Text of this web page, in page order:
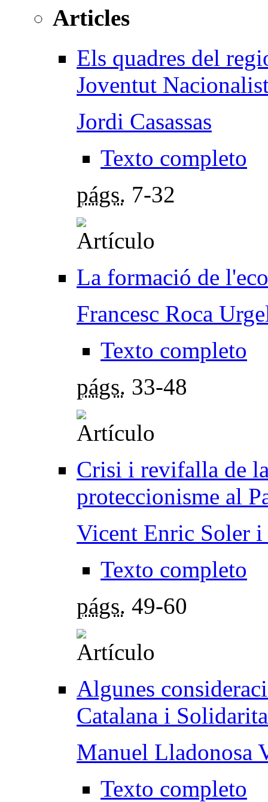
Articles
Els quadres del
Joventut
Jordi Casassas
Texto completo
págs. 7-32
La formació de
Francesc Roca
Texto completo
págs. 33-48
Crisi i revifalla de
proteccionisme al
Vicent Enric Soler
Texto completo
págs. 49-60
Algunes
Catalana i
Manuel Lladonosa
Texto completo